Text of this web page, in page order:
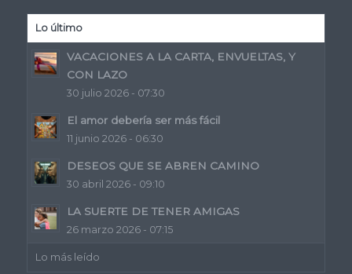
Lo último
VACACIONES A LA CARTA, ENVUELTAS, Y
CON LAZO
30 julio 2026 - 07:30
El amor debería ser más fácil
11 junio 2026 - 06:30
DESEOS QUE SE ABREN CAMINO
30 abril 2026 - 09:10
LA SUERTE DE TENER AMIGAS
26 marzo 2026 - 07:15
Lo más leído